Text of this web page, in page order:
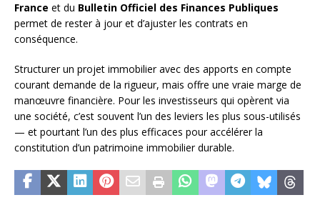
France et du Bulletin Officiel des Finances Publiques
permet de rester à jour et d’ajuster les contrats en
conséquence.
Structurer un projet immobilier avec des apports en compte
courant demande de la rigueur, mais offre une vraie marge de
manœuvre financière. Pour les investisseurs qui opèrent via
une société, c’est souvent l’un des leviers les plus sous-utilisés
— et pourtant l’un des plus efficaces pour accélérer la
constitution d’un patrimoine immobilier durable.